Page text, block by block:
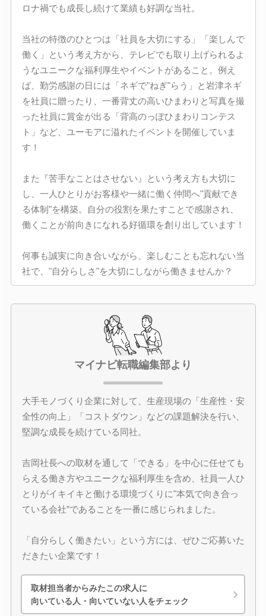
ロナ禍でも成長し続けて業績も好調な当社。
当社の特徴のひとつは「社員を大切にする」「楽しんで
働く」という考え方から、テレビでも取り上げられるよ
うなユニークな福利厚生やイベントがあること。例え
ば、勤労感謝の日には「ネギで"ねぎ"らう」と岩津ネギ
を社員に贈ったり、一番背丈の高いひまわりと写真を撮
った社員に賞金が出る「背高のっぽひまわりコンテス
ト」など、ユーモアに溢れたイベントを開催していま
す！
また『苦手なことはさせない』という考え方も大切に
し、一人ひとりがお客様や一緒に働く仲間へ"貢献でき
る体制"を構築。自分の役割を果たすことで感謝され、
働くことが前向きになれる好循環を創り出しています！
何事も誠実に向き合いながら、楽しむことも忘れない当
社で、"自分らしさ"を大切にしながら働きませんか？
マイナビ転職編集部より
大手モノづくり企業に対して、生産現場の「生産性・安
全性の向上」「コストダウン」などの課題解決を行い、
堅調な成長を続けている同社。
吉岡社長への取材を通して「できる」を中心に任せても
らえる働き方やユニークな福利厚生を含め、社員一人ひ
とりがイキイキと働ける環境づくりに"本気で向き合っ
ている会社”であることを一番に感じられました。
「自分らしく働きたい」という方には、ぜひご応募いた
だきたい企業です！
取材担当者からみたこの求人に
向いている人・向いていない人をチェック